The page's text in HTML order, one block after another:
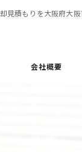
見積もりを大阪府大
会社概要